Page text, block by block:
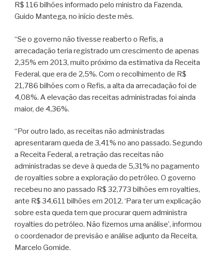
R$ 116 bilhões informado pelo ministro da Fazenda,
Guido Mantega, no início deste mês.
“Se o governo não tivesse reaberto o Refis, a
arrecadação teria registrado um crescimento de apenas
2,35% em 2013, muito próximo da estimativa da Receita
Federal, que era de 2,5%. Com o recolhimento de R$
21,786 bilhões com o Refis, a alta da arrecadação foi de
4,08%. A elevação das receitas administradas foi ainda
maior, de 4,36%.
“Por outro lado, as receitas não administradas
apresentaram queda de 3,41% no ano passado. Segundo
a Receita Federal, a retração das receitas não
administradas se deve à queda de 5,31% no pagamento
de royalties sobre a exploração do petróleo. O governo
recebeu no ano passado R$ 32,773 bilhões em royalties,
ante R$ 34,611 bilhões em 2012. ‘Para ter um explicação
sobre esta queda tem que procurar quem administra
royalties do petróleo. Não fizemos uma análise’, informou
o coordenador de previsão e análise adjunto da Receita,
Marcelo Gomide.